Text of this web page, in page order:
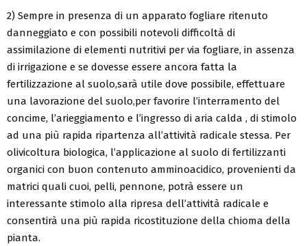
2) Sempre in presenza di un apparato fogliare ritenuto
danneggiato e con possibili notevoli difficoltà di
assimilazione di elementi nutritivi per via fogliare, in assenza
di irrigazione e se dovesse essere ancora fatta la
fertilizzazione al suolo,sarà utile dove possibile, effettuare
una lavorazione del suolo,per favorire l’interramento del
concime, l’arieggiamento e l’ingresso di aria calda , di stimolo
ad una più rapida ripartenza all’attività radicale stessa. Per
olivicoltura biologica, l’applicazione al suolo di fertilizzanti
organici con buon contenuto amminoacidico, provenienti da
matrici quali cuoi, pelli, pennone, potrà essere un
interessante stimolo alla ripresa dell’attività radicale e
consentirà una più rapida ricostituzione della chioma della
pianta.